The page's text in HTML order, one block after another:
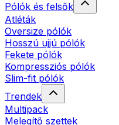
Pólók és felsők
Atléták
Oversize pólók
Hosszú ujjú pólók
Fekete pólók
Kompressziós pólók
Slim-fit pólók
Trendek
Multipack
Melegítő szettek